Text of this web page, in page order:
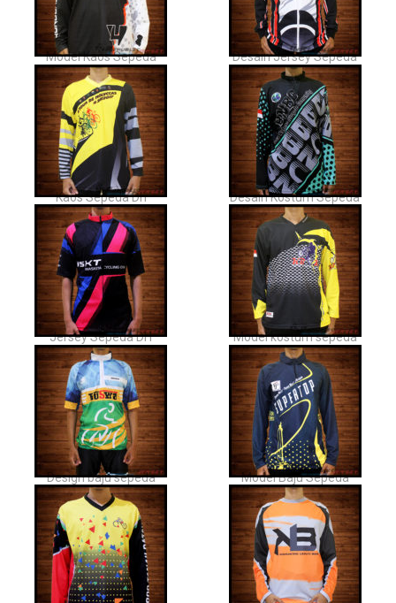
Model Kaos Sepeda Desain Jersey Sepeda
Kaos Sepeda Dh Desain Kostum Sepeda
Jersey Sepeda DH Model kostum sepeda
Design baju sepeda Model Baju Sepeda